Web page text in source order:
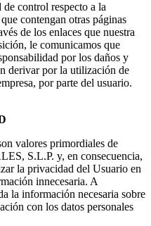
control respecto a la
contengan otras páginas
de los enlaces que nuestra
le comunicamos que
por los daños y
derivar por la utilización de
por parte del usuario.
valores primordiales de
S.L.P. y, en consecuencia,
la privacidad del Usuario en
innecesaria. A
la información necesaria sobre
con los datos personales